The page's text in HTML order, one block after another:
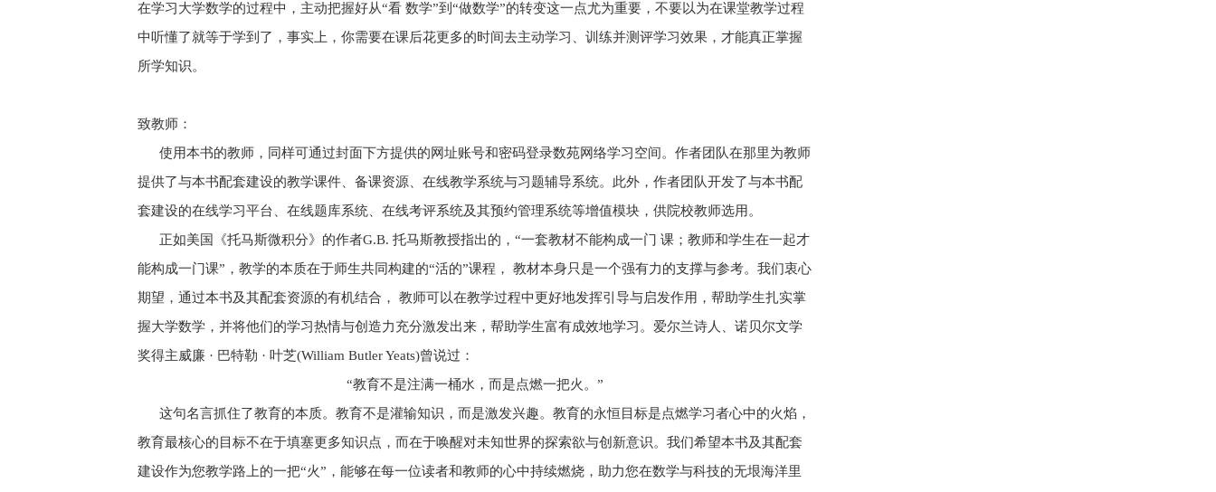
在学习大学数学的过程中，主动把握好从“看 数学”到“做数学”的转变这一点尤为重要，不要以为在课堂教学过程
中听懂了就等于学到了，事实上，你需要在课后花更多的时间去主动学习、训练并测评学习效果，才能真正掌握
所学知识。
致教师：
使用本书的教师，同样可通过封面下方提供的网址账号和密码登录数苑网络学习空间。作者团队在那里为教师
提供了与本书配套建设的教学课件、备课资源、在线教学系统与习题辅导系统。此外，作者团队开发了与本书配
套建设的在线学习平台、在线题库系统、在线考评系统及其预约管理系统等增值模块，供院校教师选用。
正如美国《托马斯微积分》的作者G.B. 托马斯教授指出的，“一套教材不能构成一门 课；教师和学生在一起才
能构成一门课”，教学的本质在于师生共同构建的“活的”课程， 教材本身只是一个强有力的支撑与参考。我们衷心
期望，通过本书及其配套资源的有机结合， 教师可以在教学过程中更好地发挥引导与启发作用，帮助学生扎实掌
握大学数学，并将他们的学习热情与创造力充分激发出来，帮助学生富有成效地学习。爱尔兰诗人、诺贝尔文学
奖得主威廉 · 巴特勒 · 叶芝(William Butler Yeats)曾说过：
“教育不是注满一桶水，而是点燃一把火。”
这句名言抓住了教育的本质。教育不是灌输知识，而是激发兴趣。教育的永恒目标是点燃学习者心中的火焰，
教育最核心的目标不在于填塞更多知识点，而在于唤醒对未知世界的探索欲与创新意识。我们希望本书及其配套
建设作为您教学路上的一把“火”，能够在每一位读者和教师的心中持续燃烧，助力您在数学与科技的无垠海洋里